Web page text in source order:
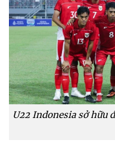
U22 Indonesia sở